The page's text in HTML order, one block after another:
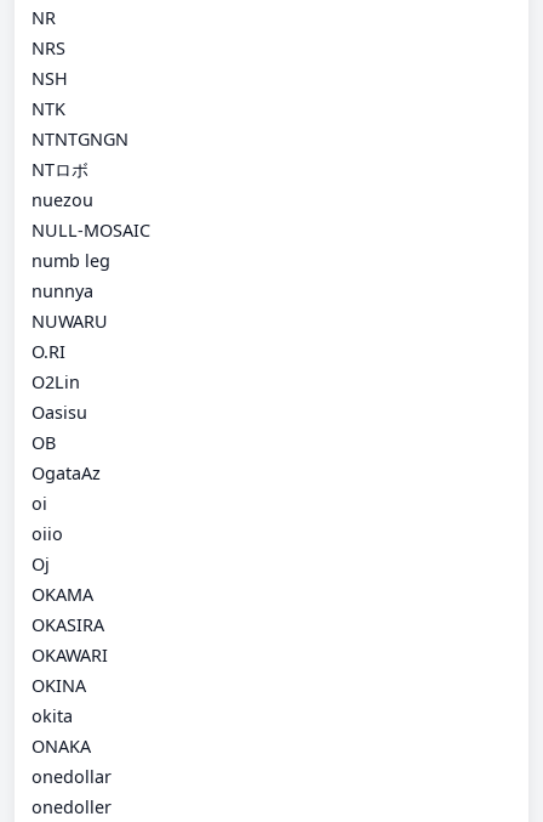
NR
NRS
NSH
NTK
NTNTGNGN
NTロボ
nuezou
NULL-MOSAIC
numb leg
nunnya
NUWARU
O.RI
O2Lin
Oasisu
OB
OgataAz
oi
oiio
Oj
OKAMA
OKASIRA
OKAWARI
OKINA
okita
ONAKA
onedollar
onedoller